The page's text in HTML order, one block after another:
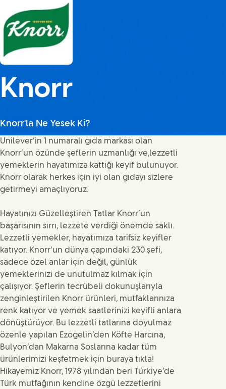
Knorr
Knorr'la Ne Yesek Ki?
Unilever’in 1 numaralı gıda markası olan
Knorr’un özünde şeflerin uzmanlığı ve,lezzetli
yemeklerin hayatımıza kattığı keyif bulunuyor.
Knorr olarak herkes için iyi olan gıdayı sizlere
getirmeyi amaçlıyoruz.
Hayatınızı Güzelleştiren Tatlar Knorr’un
başarısının sırrı, lezzete verdiği önemde saklı.
Lezzetli yemekler, hayatımıza tarifsiz keyifler
katıyor. Knorr’un dünya çapındaki 230 şefi,
sadece özel anlar için değil, günlük
yemeklerinizi de unutulmaz kılmak için
çalışıyor. Şeflerin tecrübeli dokunuşlarıyla
zenginleştirilen Knorr ürünleri, mutfaklarınıza
renk katıyor ve yemek saatlerinizi keyifli anlara
dönüştürüyor. Bu lezzetli tatlarına doyulmaz
özenle yapılan Ezogelin’den Köfte Harcına,
Bulyon’dan Makarna Soslarına kadar tüm
ürünlerimizi keşfetmek için buraya tıkla!
Hikayemiz Knorr, 1978 yılından beri Türkiye’de
Türk mutfağının kendine özgü lezzetlerini